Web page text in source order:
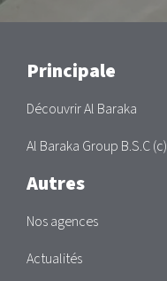
Main
Principale
Découvrir Al Baraka
Al Baraka Group B.S.C (c)
Autres
Nos agences
Actualités